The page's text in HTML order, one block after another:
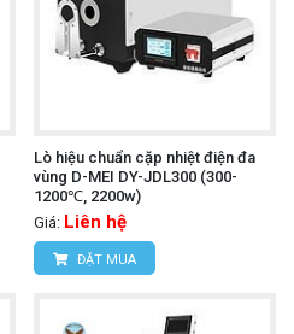
Lò hiệu chuẩn cặp nhiệt điện đa
vùng D-MEI DY-JDL300 (300-
1200℃, 2200w)
Giá: Liên hệ
ĐẶT MUA